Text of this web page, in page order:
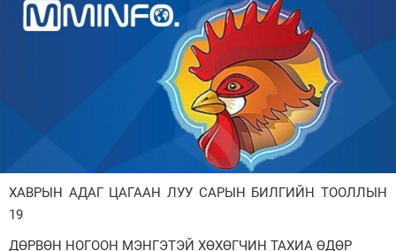
Валют ханш
Нийгэм
ХАВРЫН АДАГ ЦАГААН ЛУУ САРЫН БИЛГИЙН ТООЛЛЫН
19
ДӨРВӨН НОГООН МЭНГЭТЭЙ ХӨХӨГЧИН ТАХИА ӨДӨР